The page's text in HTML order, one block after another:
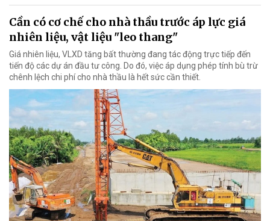
Cần có cơ chế cho nhà thầu trước áp lực giá
nhiên liệu, vật liệu "leo thang"
Giá nhiên liệu, VLXD tăng bất thường đang tác động trực tiếp đến
tiến độ các dự án đầu tư công. Do đó, việc áp dụng phép tính bù trừ
chênh lệch chi phí cho nhà thầu là hết sức cần thiết.